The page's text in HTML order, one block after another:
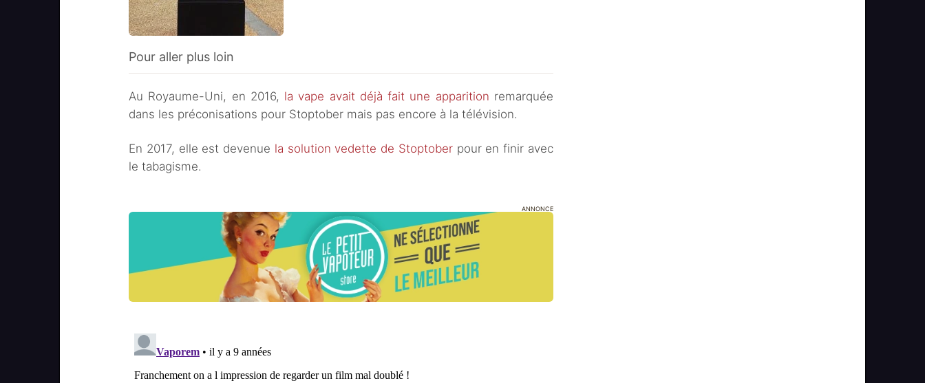
Pour aller plus loin
Au Royaume-Uni, en 2016, la vape avait déjà fait une apparition remarquée
dans les préconisations pour Stoptober mais pas encore à la télévision.
En 2017, elle est devenue la solution vedette de Stoptoberpour en finir avec
le tabagisme.
ANNONCE